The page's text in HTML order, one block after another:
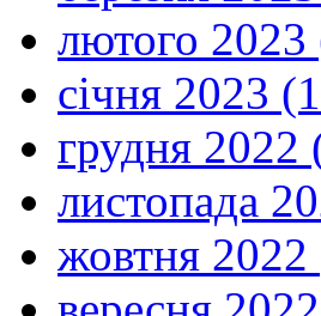
лютого 2023
січня 2023
грудня 2022
листопада
жовтня 2022